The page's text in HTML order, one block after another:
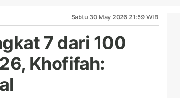
Sabtu 30 May 2026 21:59 WIB
7 dari 100
Khofifah: